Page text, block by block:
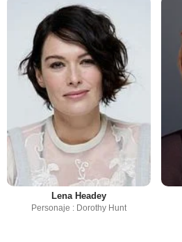
Lena Headey
Personaje : Dorothy Hunt